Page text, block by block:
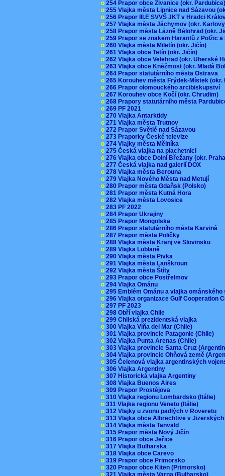
o 254 Prapor obce Živanice (okr.
o 255 Vlajka města Lipnice nad Sázavou
o 256 Prapor III.E SVVŠ JKT v Hradci
o 257 Vlajka města Jáchymov (okr.
o 258 Prapor města Lázně Bělohrad (okr.
o 259 Prapor se znakem Harantů z Polžic
o 260 Vlajka města Miletín (okr. Jičín)
o 261 Vlajka obce Tetín (okr. Jičín)
o 262 Vlajka obce Velehrad (okr. Uherské
o 263 Vlajka obce Kněžmost (okr. Mladá
o 264 Prapor statutárního města Ostrava
o 265 Korouhev města Frýdek-Místek
o 266 Prapor olomouckého arcibiskupství
o 267 Korouhev obce Kočí (okr. Chrudim)
o 268 Prapory statutárního města
o 269 PF 2021
o 270 Vlajka Antarktidy
o 271 Vlajka města Trutnov
o 272 Prapor Světlé nad Sázavou
o 273 Praporky České televize
o 274 Vlajky města Mělníka
o 275 Česká vlajka na plachetnici
o 276 Vlajka obce Dolní Břežany (okr.
o 277 Česká vlajka nad galerií DOX
o 278 Vlajka města Berouna
o 279 Vlajka Nového Města nad Metují
o 280 Prapor města Gdaňsk (Polsko)
o 281 Prapor města Kutná Hora
o 282 Vlajka města Lovosice
o 283 PF 2022
o 284 Prapor Ukrajiny
o 285 Prapor Mongolska
o 286 Prapor statutárního města Karviná
o 287 Prapor města Poličky
o 288 Vlajka města Kranj ve Slovinsku
o 289 Vlajka Lublaně
o 290 Vlajka města Pivka
o 291 Vlajka města Lanškroun
o 292 Vlajka města Štíty
o 293 Prapor obce Postřelmov
o 294 Vlajka Ománu
o 295 Emblém Ománu a vlajka
o 296 Vlajka organizace Gulf Cooperation
o 297 PF 2023
o 298 Obří vlajka Chile
o 299 Chilská prezidentská vlajka
o 300 Vlajka Viňa del Mar (Chile)
o 301 Vlajka provincie Patagonie (Chile)
o 302 Vlajka Punta Arenas (Chile)
o 303 Vlajka provincie Santa Cruz
o 304 Vlajka provincie Ohňová země
o 305 Čelenová vlajka argentinských
o 306 Vlajka Argentiny
o 307 Historická vlajka Argentiny
o 308 Vlajka Buenos Aires
o 309 Prapor Prostějova
o 310 Vlajka regionu Lombardsko (Itálie)
o 311 Vlajka regionu Veneto (Itálie)
o 312 Vlajky u zvonu padlých v Roveretu
o 313 Vlajka obce Albrechtive v
o 314 Vlajka města Tanvald
o 315 Prapor města Nový Jičín
o 316 Prapor obce Jeřice
o 317 Vlajka Bulharska
o 318 Vlajka obce Carevo
o 319 Prapor obce Primorsko
o 320 Prapor obce Kiten (Primorsko)
o 321 Vlajka města Varna (Bulharsko)